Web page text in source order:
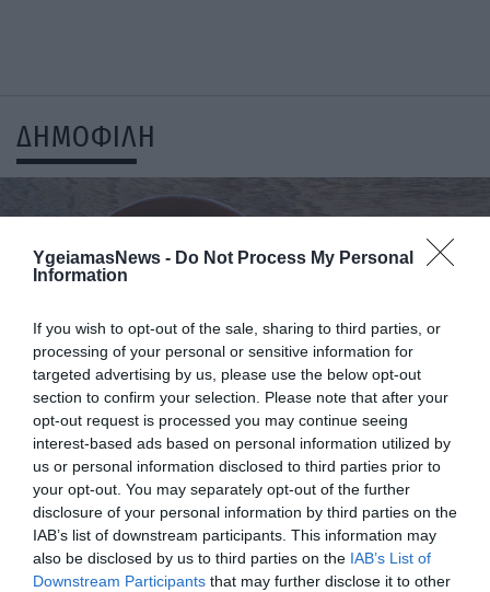
YgeiamasNews - Do Not Process My Personal
Information
If you wish to opt-out of the sale, sharing to third parties, or
processing of your personal or sensitive information for
targeted advertising by us, please use the below opt-out
section to confirm your selection. Please note that after your
opt-out request is processed you may continue seeing
interest-based ads based on personal information utilized by
us or personal information disclosed to third parties prior to
your opt-out. You may separately opt-out of the further
disclosure of your personal information by third parties on the
IAB’s list of downstream participants. This information may
also be disclosed by us to third parties on the IAB’s List of
Downstream Participants that may further disclose it to other
ΔΗΜΟΦΙΛΗ
ΥΓΕΙΑ
1 Αυτό είναι το θαυματουργό έλαιο που
προστατεύει από το Αλτχάιμερ